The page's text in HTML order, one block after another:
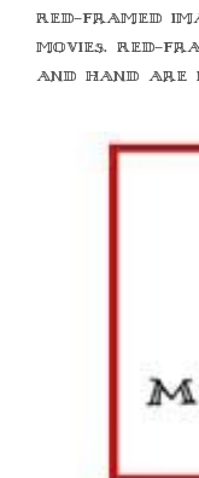
Red-framed
movies. Red-
and hand are